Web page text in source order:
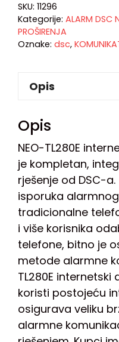
SKU: 11296
Kategorije: ALARM DSC
PROŠIRENJA
Oznake: dsc,
Opis
Opis
NEO-TL280E
je kompletan,
rješenje od DSC-
isporuka
tradicionalne
i više korisnika
telefone, bitno je
metode alarmne
TL280E
koristi postojeću
osigurava veliku
alarmne